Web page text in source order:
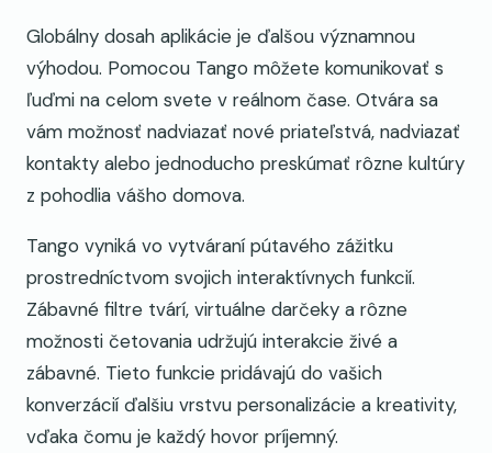
Globálny dosah aplikácie je ďalšou významnou
výhodou. Pomocou Tango môžete komunikovať s
ľuďmi na celom svete v reálnom čase. Otvára sa
vám možnosť nadviazať nové priateľstvá, nadviazať
kontakty alebo jednoducho preskúmať rôzne kultúry
z pohodlia vášho domova.
Tango vyniká vo vytváraní pútavého zážitku
prostredníctvom svojich interaktívnych funkcií.
Zábavné filtre tvárí, virtuálne darčeky a rôzne
možnosti četovania udržujú interakcie živé a
zábavné. Tieto funkcie pridávajú do vašich
konverzácií ďalšiu vrstvu personalizácie a kreativity,
vďaka čomu je každý hovor príjemný.